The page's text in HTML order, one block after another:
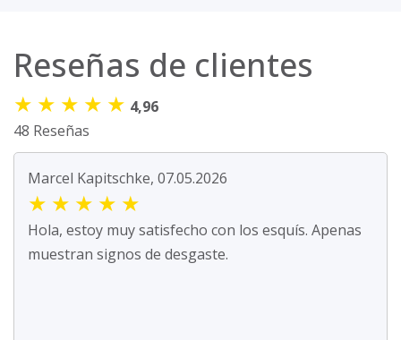
Reseñas de clientes
★ ★ ★ ★ ★ 4,96
48 Reseñas
Marcel Kapitschke, 07.05.2026
★ ★ ★ ★ ★
Hola, estoy muy satisfecho con los esquís. Apenas
muestran signos de desgaste.